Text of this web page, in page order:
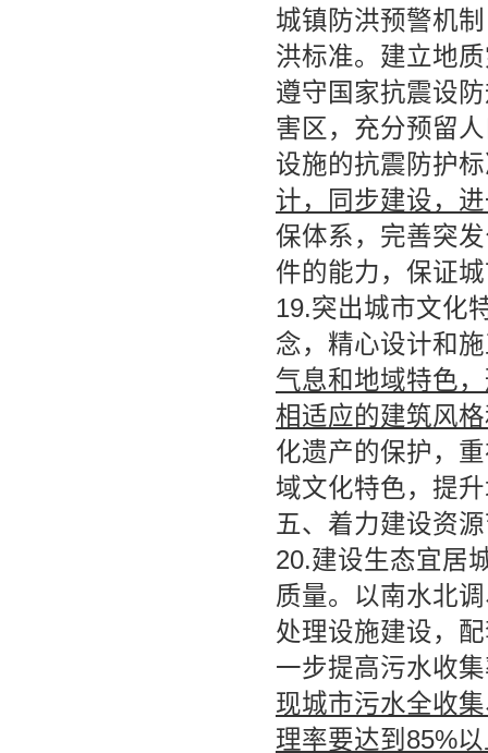
城镇防洪预警机
洪标准。建立地
遵守国家抗震设
害区，充分预留
设施的抗震防护
计，同步建设，
保体系，完善突
件的能力，保证
19.突出城市文化
念，精心设计和
气息和地域特色
相适应的建筑风
化遗产的保护，
域文化特色，提
五、着力建设资
20.建设生态宜居
质量。以南水北
处理设施建设，
一步提高污水收
现城市污水全收
理率要达到85%